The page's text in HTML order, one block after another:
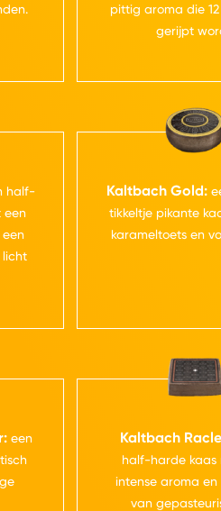
pittig aroma die
gerijpt
half-
een
licht
Kaltbach Gold:
tikkeltje pikante
karameltoets en
een
Kaltbach
half-harde kaas
intense aroma
van